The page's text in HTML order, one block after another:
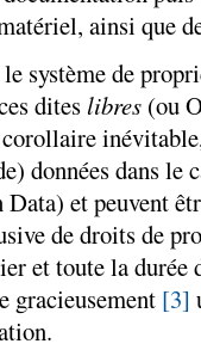
ainsi que
système de
diteslibres (ou
données dans le
et peuvent
de droits de
et toute la durée
gracieusement [3]